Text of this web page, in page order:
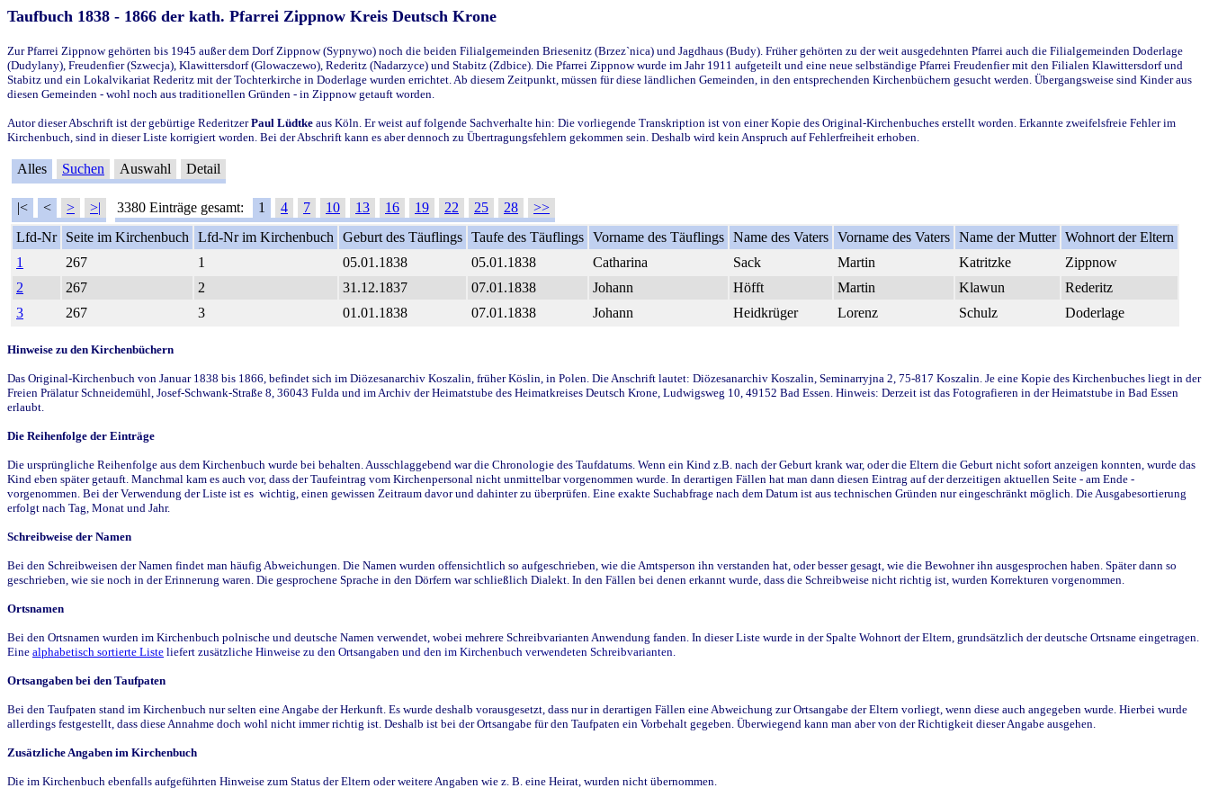
Taufbuch 1838 - 1866 der kath. Pfarrei Zippnow Kreis Deutsch Krone
Zur Pfarrei Zippnow gehörten bis 1945 außer dem Dorf Zippnow (Sypnywo) noch die beiden Filialgemeinden Briesenitz (Brzez`nica) und Jagdhaus (Budy). Früher gehörten zu der weit ausgedehnten Pfarrei auch die Filialgemeinden Doderlage
(Dudylany), Freudenfier (Szwecja), Klawittersdorf (Glowaczewo), Rederitz (Nadarzyce) und Stabitz (Zdbice). Die Pfarrei Zippnow wurde im Jahr 1911 aufgeteilt und eine neue selbständige Pfarrei Freudenfier mit den Filialen Klawittersdorf und
Stabitz und ein Lokalvikariat Rederitz mit der Tochterkirche in Doderlage wurden errichtet. Ab diesem Zeitpunkt, müssen für diese ländlichen Gemeinden, in den entsprechenden Kirchenbüchern gesucht werden. Übergangsweise sind Kinder aus
diesen Gemeinden - wohl noch aus traditionellen Gründen - in Zippnow getauft worden.
Autor dieser Abschrift ist der gebürtige RederitzerPaul Lüdtke aus Köln. Er weist auf folgende Sachverhalte hin: Die vorliegende Transkription ist von einer Kopie des Original-Kirchenbuches erstellt worden. Erkannte zweifelsfreie Fehler im
Kirchenbuch, sind in dieser Liste korrigiert worden. Bei der Abschrift kann es aber dennoch zu Übertragungsfehlern gekommen sein. Deshalb wird kein Anspruch auf Fehlerfreiheit erhoben.
Alles Suchen Auswahl Detail
|< < > >| 3380 Einträge gesamt: 1 4 7 10 13 16 19 22 25 28
>>
Lfd-Nr
Seite im Kirchenbuch Lfd-Nr im Kirchenbuch Geburt des Täuflings Taufe des Täuflings Vorname des Täuflings Name des Vaters Vorname des Vaters Name der Mutter Wohnort der Eltern
1
267 1 05.01.1838 05.01.1838 Catharina Sack Martin Katritzke
Zippnow
2
267 2 31.12.1837 07.01.1838 Johann Höfft Martin Klawun
Rederitz
3
267 3 01.01.1838 07.01.1838 Johann Heidkrüger Lorenz Schulz Doderlage
Hinweise zu den Kirchenbüchern
Das Original-Kirchenbuch von Januar 1838 bis 1866, befindet sich im Diözesanarchiv Koszalin, früher Köslin, in Polen. Die Anschrift lautet: Diözesanarchiv Koszalin, Seminarryjna 2, 75-817 Koszalin. Je eine Kopie des Kirchenbuches liegt in der
Freien Prälatur Schneidemühl, Josef-Schwank-Straße 8, 36043 Fulda und im Archiv der Heimatstube des Heimatkreises Deutsch Krone, Ludwigsweg 10, 49152 Bad Essen. Hinweis: Derzeit ist das Fotografieren in der Heimatstube in Bad Essen
erlaubt.
Die Reihenfolge der Einträge
Die ursprüngliche Reihenfolge aus dem Kirchenbuch wurde bei behalten. Ausschlaggebend war die Chronologie des Taufdatums. Wenn ein Kind z.B. nach der Geburt krank war, oder die Eltern die Geburt nicht sofort anzeigen konnten, wurde das
Kind eben später getauft. Manchmal kam es auch vor, dass der Taufeintrag vom Kirchenpersonal nicht unmittelbar vorgenommen wurde. In derartigen Fällen hat man dann diesen Eintrag auf der derzeitigen aktuellen Seite - am Ende -
vorgenommen. Bei der Verwendung der Liste ist es wichtig, einen gewissen Zeitraum davor und dahinter zu überprüfen. Eine exakte Suchabfrage nach dem Datum ist aus technischen Gründen nur eingeschränkt möglich. Die Ausgabesortierung
erfolgt nach Tag, Monat und Jahr.
Schreibweise der Namen
Bei den Schreibweisen der Namen findet man häufig Abweichungen. Die Namen wurden offensichtlich so aufgeschrieben, wie die Amtsperson ihn verstanden hat, oder besser gesagt, wie die Bewohner ihn ausgesprochen haben. Später dann so
geschrieben, wie sie noch in der Erinnerung waren. Die gesprochene Sprache in den Dörfern war schließlich Dialekt. In den Fällen bei denen erkannt wurde, dass die Schreibweise nicht richtig ist, wurden Korrekturen vorgenommen.
Ortsnamen
Bei den Ortsnamen wurden im Kirchenbuch polnische und deutsche Namen verwendet, wobei mehrere Schreibvarianten Anwendung fanden. In dieser Liste wurde in der Spalte Wohnort der Eltern, grundsätzlich der deutsche Ortsname eingetragen.
Eine alphabetisch sortierte Liste liefert zusätzliche Hinweise zu den Ortsangaben und den im Kirchenbuch verwendeten Schreibvarianten.
Ortsangaben bei den Taufpaten
Bei den Taufpaten stand im Kirchenbuch nur selten eine Angabe der Herkunft. Es wurde deshalb vorausgesetzt, dass nur in derartigen Fällen eine Abweichung zur Ortsangabe der Eltern vorliegt, wenn diese auch angegeben wurde. Hierbei wurde
allerdings festgestellt, dass diese Annahme doch wohl nicht immer richtig ist. Deshalb ist bei der Ortsangabe für den Taufpaten ein Vorbehalt gegeben. Überwiegend kann man aber von der Richtigkeit dieser Angabe ausgehen.
Zusätzliche Angaben im Kirchenbuch
Die im Kirchenbuch ebenfalls aufgeführten Hinweise zum Status der Eltern oder weitere Angaben wie z. B. eine Heirat, wurden nicht übernommen.